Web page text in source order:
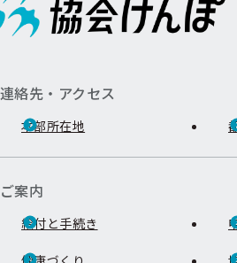
連絡先・アクセス
本部所在地
ご案内
給付と手続き